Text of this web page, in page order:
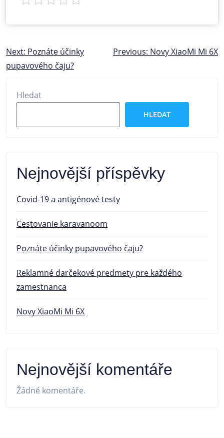
Navigace
pro
příspěvek
Previous: Novy XiaoMi Mi 6X
Next: Poznáte účinky
pupavového čaju?
Hledat
HLEDAT
Nejnovější příspěvky
Covid-19 a antigénové testy
Cestovanie karavanoom
Poznáte účinky pupavového čaju?
Reklamné darčekové predmety pre každého
zamestnanca
Novy XiaoMi Mi 6X
Nejnovější komentáře
Žádné komentáře.